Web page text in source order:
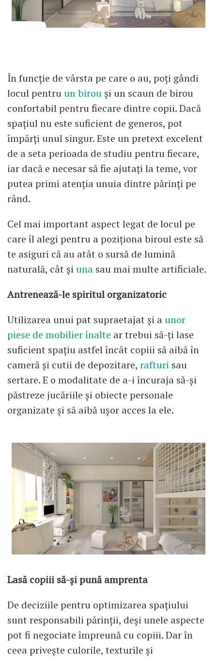
În funcție de vârsta pe care o au, poți gândi
locul pentru un birou și un scaun de birou
confortabil pentru fiecare dintre copii. Dacă
spațiul nu este suficient de generos, pot
împărți unul singur. Este un pretext excelent
de a seta perioada de studiu pentru fiecare,
iar dacă e necesar să fie ajutați la teme, vor
putea primi atenția unuia dintre părinți pe
rând.
Cel mai important aspect legat de locul pe
care îl alegi pentru a poziționa biroul este să
te asiguri că au atât o sursă de lumină
naturală, cât și una sau mai multe artificiale.
Antrenează-le spiritul organizatoric
Utilizarea unui pat supraetajat și a unor
piese de mobilier înalte ar trebui să-ți lase
suficient spațiu astfel încât copiii să aibă în
cameră și cutii de depozitare, rafturi sau
sertare. E o modalitate de a-i încuraja să-și
păstreze jucăriile și obiecte personale
organizate și să aibă ușor acces la ele.
Lasă copiii să-și pună amprenta
De deciziile pentru optimizarea spațiului
sunt responsabili părinții, deși unele aspecte
pot fi negociate împreună cu copiii. Dar în
ceea privește culorile, texturile și